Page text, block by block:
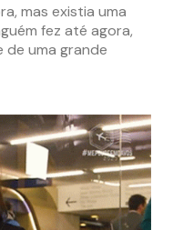
mas existia uma
fez até agora,
uma grande